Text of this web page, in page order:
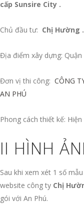
cấp Sunsire City .
Chủ đầu tư: Chị Hường .
Địa điểm xây dựng: Quận
Đơn vị thi công: CÔNG
AN PHÚ
Phong cách thiết kế:
II HÌNH
Sau khi xem xét 1 số
website công ty Chị
gói với An Phú.